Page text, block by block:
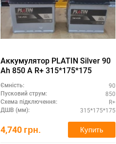
Аккумулятор PLATIN Silver 90
Ah 850 A R+ 315*175*175
Ємність: 90
Пусковий струм: 850
Схема підключення: R+
ДШВ (мм): 315*175*175
4,740 грн. Купить